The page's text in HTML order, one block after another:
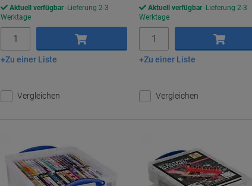
Aktuell verfügbar Lieferung 2-3
Werktage
In den Warenkorb
Zu einer Liste
Vergleichen
Aktuell verfügbar Lieferung 2-3
Werktage
In den Warenkorb
Zu einer Liste
Vergleichen